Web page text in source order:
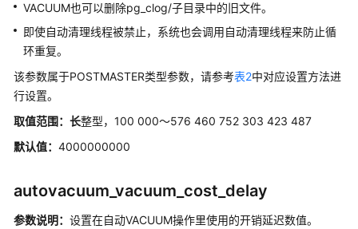
辑
GTM
物
VACUUM也可以删除pg_clog/子目录中的旧文件。
即使自动清理线程被禁止，系统也会调用自动清理线程来防止循
环重复。
该参数属于POSTMASTER类型参数，请参考表2中对应设置方法进
行设置。
取值范围：长整型，100 000～576 460 752 303 423 487
默认值： 4000000000
autovacuum_vacuum_cost_delay
参数说明： 设置在自动VACUUM操作里使用的开销延迟数值。